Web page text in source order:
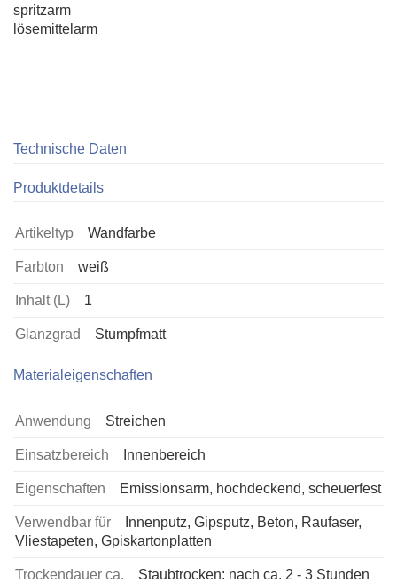
spritzarm
lösemittelarm
Technische Daten
Produktdetails
Artikeltyp Wandfarbe
Farbton weiß
Inhalt (L) 1
Glanzgrad Stumpfmatt
Materialeigenschaften
Anwendung Streichen
Einsatzbereich Innenbereich
Eigenschaften Emissionsarm, hochdeckend, scheuerfest
Verwendbar für
Innenputz, Gipsputz, Beton, Raufaser,
Vliestapeten, Gpiskartonplatten
Trockendauer ca. Staubtrocken: nach ca. 2 - 3 Stunden